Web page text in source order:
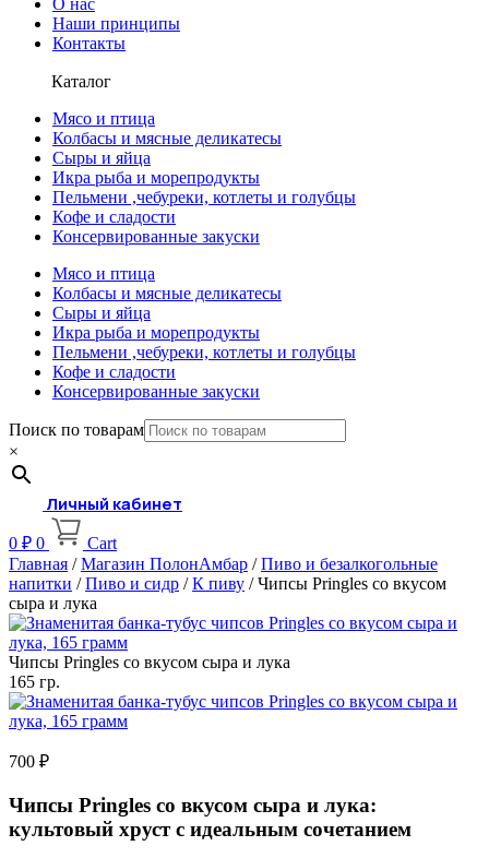
О нас
Наши принципы
Контакты
Каталог
Мясо и птица
Колбасы и мясные деликатесы
Сыры и яйца
Икра рыба и морепродукты
Пельмени ,чебуреки, котлеты и голубцы
Кофе и сладости
Консервированные закуски
Мясо и птица
Колбасы и мясные деликатесы
Сыры и яйца
Икра рыба и морепродукты
Пельмени ,чебуреки, котлеты и голубцы
Кофе и сладости
Консервированные закуски
Поиск по товарам
×
Личный кабинет
0 ₽ 0
Cart
Главная /Магазин ПолонАмбар /Пиво и безалкогольные
напитки /Пиво и сидр /К пиву / Чипсы Pringles со вкусом
сыра и лука
Чипсы Pringles со вкусом сыра и лука
165 гр.
700 ₽
Чипсы Pringles со вкусом сыра и лука:
культовый хруст с идеальным сочетанием